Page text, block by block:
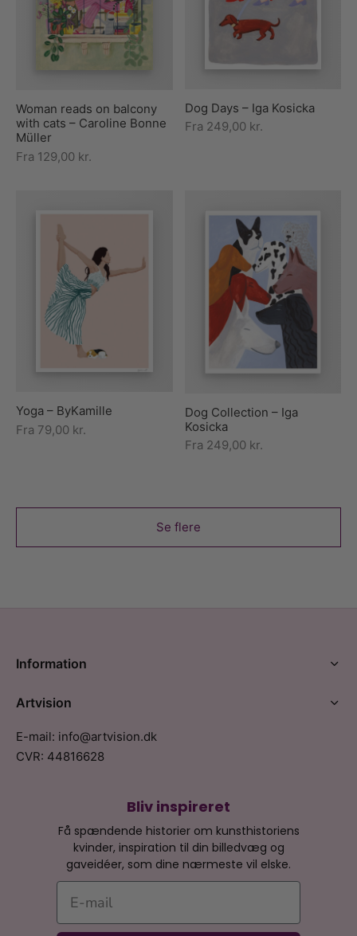
Woman reads on balcony
with cats – Caroline Bonne
Müller
Fra 129,00 kr.
Dog Days – Iga Kosicka
Fra 249,00 kr.
Yoga – ByKamille
Fra 79,00 kr.
Dog Collection – Iga
Kosicka
Fra 249,00 kr.
Se flere
Bliv inspireret
Få spændende historier om kunsthistoriens
kvinder, inspiration til din billedvæg og
gaveidéer, som dine nærmeste vil elske.
E-mail
Information
Artvision
E-mail: info@artvision.dk
CVR: 44816628